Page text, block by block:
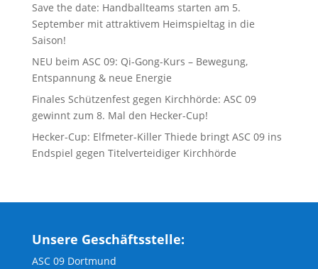
Save the date: Handballteams starten am 5.
September mit attraktivem Heimspieltag in die
Saison!
NEU beim ASC 09: Qi-Gong-Kurs – Bewegung,
Entspannung & neue Energie
Finales Schützenfest gegen Kirchhörde: ASC 09
gewinnt zum 8. Mal den Hecker-Cup!
Hecker-Cup: Elfmeter-Killer Thiede bringt ASC 09 ins
Endspiel gegen Titelverteidiger Kirchhörde
Unsere Geschäftsstelle:
ASC 09 Dortmund